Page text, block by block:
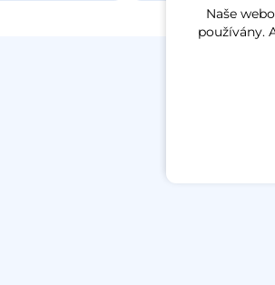
Naše
používány.